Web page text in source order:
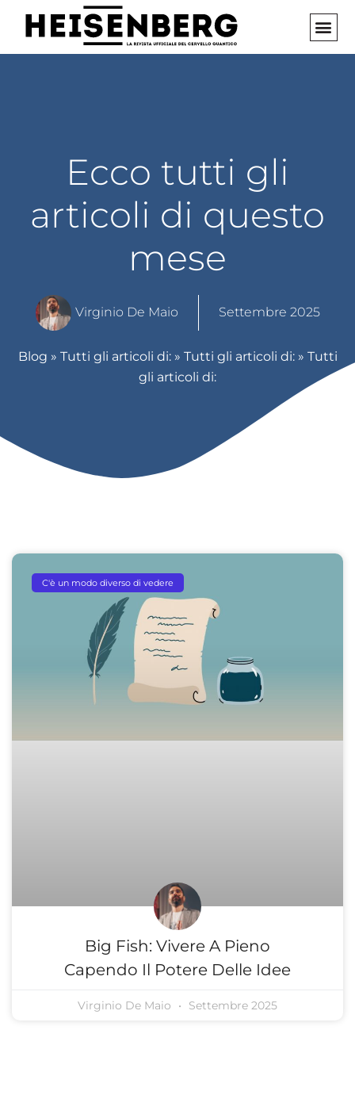
contenuto
Ecco tutti gli
articoli di questo
mese
Virginio De Maio Settembre 2025
Blog » Tutti gli articoli di:» Tutti gli articoli di:» Tutti
gli articoli di:
C'è un modo diverso di vedere
Big Fish: Vivere A Pieno
Capendo Il Potere Delle Idee
Virginio De Maio Settembre 2025